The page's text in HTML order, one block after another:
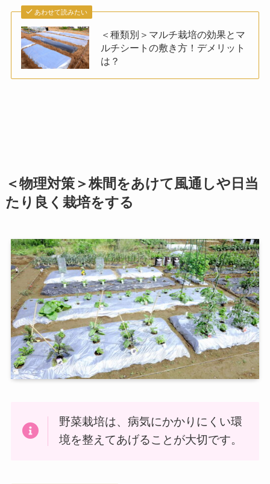
あわせて読みたい
＜種類別＞マルチ栽培の効果とマ
ルチシートの敷き方！デメリット
は？
＜物理対策＞株間をあけて風通しや日当
たり良く栽培をする
野菜栽培は、病気にかかりにくい環
境を整えてあげることが大切です。